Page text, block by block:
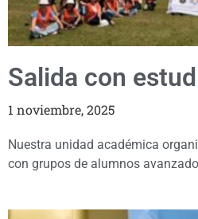
Salida con
1 noviembre, 2025
Nuestra unidad académica
con grupos de alumnos